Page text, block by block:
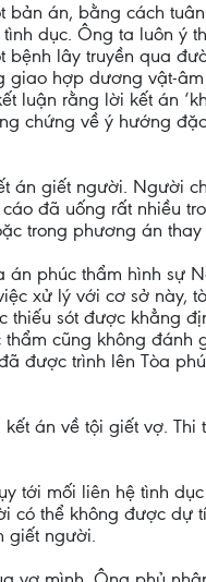
bản án, bằng cách
dục. Ông ta luôn ý
lây truyền qua
hợp dương vật-
luận rằng lời kết án
chứng về ý hướng
án giết người. Người
đã uống rất nhiều
trong phương án
phúc thẩm hình sự
xử lý với cơ sở này,
sót được khẳng
cũng không
được trình lên Tòa
kết án về tội giết vợ.
tới mối liên hệ tình
có thể không được
giết người.